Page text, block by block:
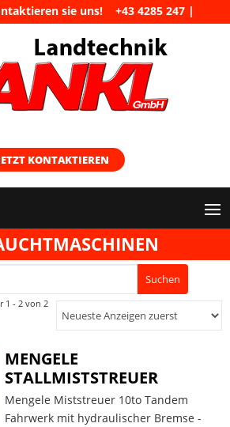
sie uns!+43 4285 247 |
maschinen@landtechnik-zankl.at
KONTAKTIEREN
1 - 2 von 2
MENGELE
STALLMISTSTREUER
Mengele Miststreuer 10to Tandem
Fahrwerk mit hydraulischer Bremse -